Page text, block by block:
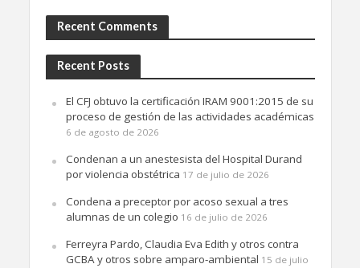
Recent Comments
Recent Posts
El CFJ obtuvo la certificación IRAM 9001:2015 de su
proceso de gestión de las actividades académicas
6 de agosto de 2026
Condenan a un anestesista del Hospital Durand
por violencia obstétrica 17 de julio de 2026
Condena a preceptor por acoso sexual a tres
alumnas de un colegio 16 de julio de 2026
Ferreyra Pardo, Claudia Eva Edith y otros contra
GCBA y otros sobre amparo-ambiental 15 de julio